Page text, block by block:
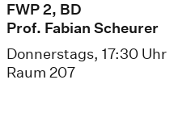
FWP 2, BD
Prof. Fabian Scheurer
Donnerstags, 17:30 Uhr
Raum 207